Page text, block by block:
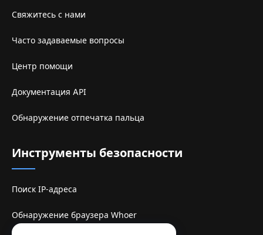
Свяжитесь с нами
Часто задаваемые вопросы
Центр помощи
Документация API
Обнаружение отпечатка пальца
Инструменты безопасности
Поиск IP-адреса
Обнаружение браузера Whoer